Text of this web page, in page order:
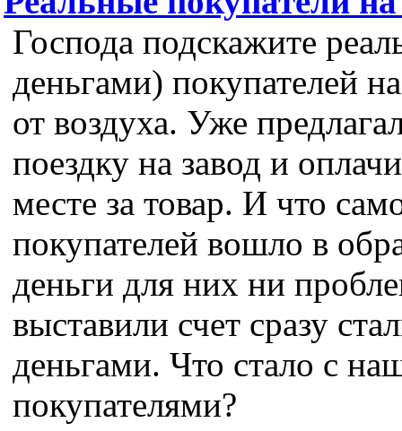
Господа подскажите
деньгами) покупателей
от воздуха. Уже
поездку на завод и
месте за товар. И что
покупателей вошло в
деньги для них ни
выставили счет сразу
деньгами. Что стало с
покупателями?